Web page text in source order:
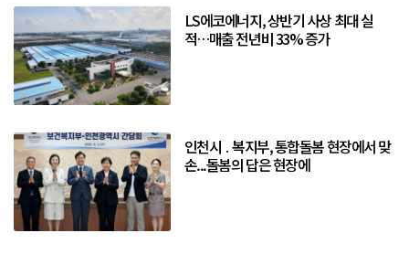
LS에코에너지, 상반기 사상 최대 실
적…매출 전년비 33% 증가
인천시 ․ 복지부, 통합돌봄 현장에서 맞
손...돌봄의 답은 현장에